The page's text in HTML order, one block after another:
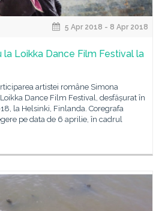
5 Apr 2018 - 8 Apr 2018
Loikka Dance Film Festival la
artistei române Simona
Dance Film Festival, desfășurat în
la Helsinki, Finlanda. Coregrafa
pe data de 6 aprilie, în cadrul